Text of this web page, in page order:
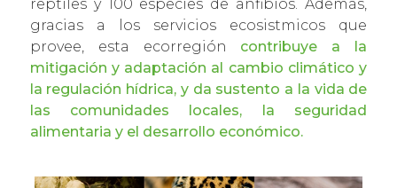
reptiles y 100 especies de anfibios. Además,
gracias a los servicios ecosistmicos que
provee, esta ecorregión contribuye a la
mitigación y adaptación al cambio climático y
la regulación hídrica, y da sustento a la vida de
las comunidades locales, la seguridad
alimentaria y el desarrollo económico.